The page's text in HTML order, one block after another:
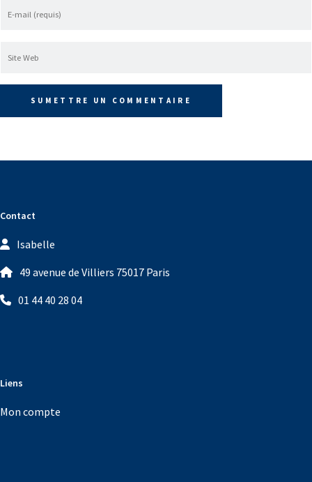
Contact
Isabelle
49 avenue de Villiers 75017 Paris
01 44 40 28 04
Liens
Mon compte